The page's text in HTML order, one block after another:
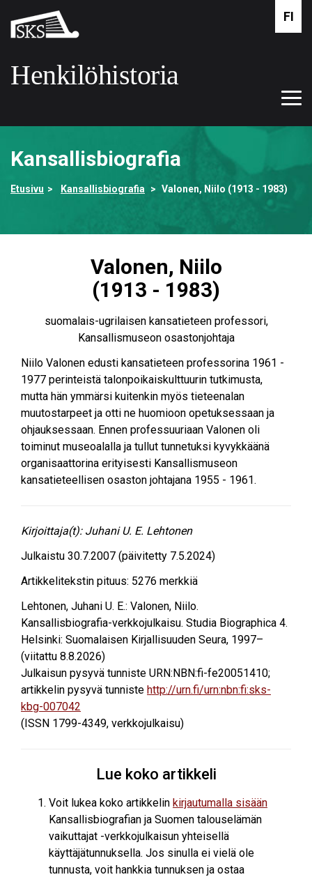
pääsisältöön
Suomalaisen
kirjallisuuden
Henkilöhistoria
FI
Kansallisbiografia
Etusivu Kansallisbiografia Valonen, Niilo (1913 - 1983)
Valonen, Niilo
(1913 - 1983)
suomalais-ugrilaisen kansatieteen professori,
Kansallismuseon osastonjohtaja
Niilo Valonen edusti kansatieteen professorina 1961 -
1977 perinteistä talonpoikaiskulttuurin tutkimusta,
mutta hän ymmärsi kuitenkin myös tieteenalan
muutostarpeet ja otti ne huomioon opetuksessaan ja
ohjauksessaan. Ennen professuuriaan Valonen oli
toiminut museoalalla ja tullut tunnetuksi kyvykkäänä
organisaattorina erityisesti Kansallismuseon
kansatieteellisen osaston johtajana 1955 - 1961.
Kirjoittaja(t): Juhani U. E. Lehtonen
Julkaistu 30.7.2007 (päivitetty 7.5.2024)
Artikkelitekstin pituus: 5276 merkkiä
Lehtonen, Juhani U. E.: Valonen, Niilo.
Kansallisbiografia-verkkojulkaisu. Studia Biographica 4.
Helsinki: Suomalaisen Kirjallisuuden Seura, 1997–
(viitattu 8.8.2026)
Julkaisun pysyvä tunniste URN:NBN:fi-fe20051410;
artikkelin pysyvä tunniste http://urn.fi/urn:nbn:fi:sks-
kbg-007042
(ISSN 1799-4349, verkkojulkaisu)
Lue koko artikkeli
Voit lukea koko artikkelin kirjautumalla sisään
Kansallisbiografian ja Suomen talouselämän
vaikuttajat -verkkojulkaisun yhteisellä
käyttäjätunnuksella. Jos sinulla ei vielä ole
tunnusta, voit hankkia tunnuksen ja ostaa